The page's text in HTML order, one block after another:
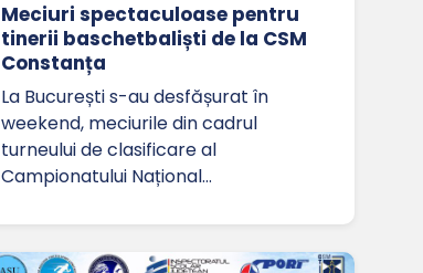
Meciuri spectaculoase pentru
tinerii baschetbaliști de la CSM
Constanța
La București s-au desfășurat în
weekend, meciurile din cadrul
turneului de clasificare al
Campionatului Național…